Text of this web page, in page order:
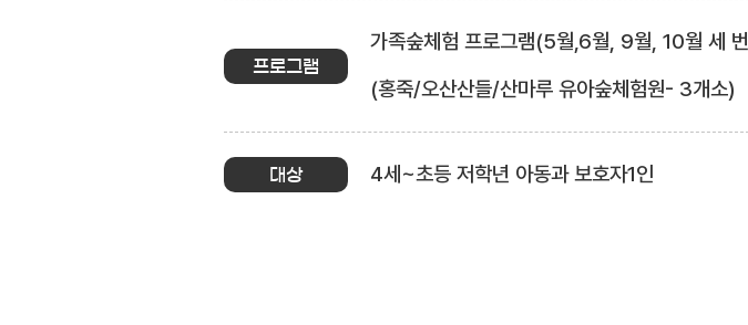
프로그램
가족숲체험 프로그램(5월,6월, 9월, 10월 세
(홍죽/오산산들/산마루 유아숲체험원- 3개소)
대상 4세~초등 저학년 아동과 보호자1인